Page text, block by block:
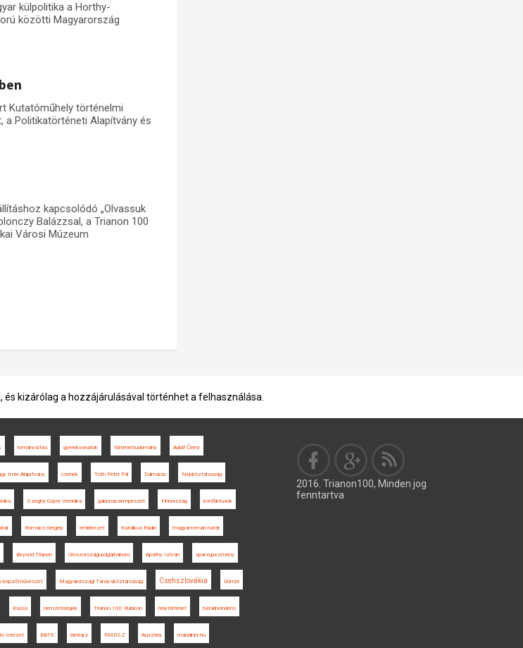
külpolitika a Horthy-
közötti Magyarország
Kutatóműhely történelmi
Politikatörténeti Alapítvány és
kapcsolódó „Olvassuk
Balázzsal, a Trianon 100
Városi Múzeum
kizárólag a hozzájárulásával történhet a felhasználása.
románosítás gyerekvonatok történettudomány Adolf Černý
Imre Alapítvány csehek Tóth Péter Pál Dalmácia Népköztársaság
Szeghy-Gayer Veronika gabonacsempészet Finnország konfliktusok
Romsics Gergely emlékezet Katolikus Rádió magyar-román határ
Beyond Trianon Oroszországi polgárháború Apáthy István spai egyezmény
képzőművészet Magyarországi Tanácsköztársaság Csehszlovákia Gömör
Kassa nemzetiségek Trianon 100 Rubicon helytörténet határincindens
Intézet BBTE életrajz RMDSZ Ausztria mandiner.hu
2016. Trianon100, Minden jog
fenntartva